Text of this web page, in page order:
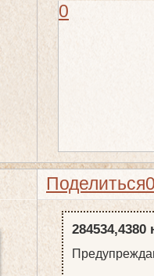
0
Поделиться
284534,4380